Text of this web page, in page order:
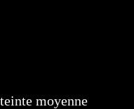
moyenne